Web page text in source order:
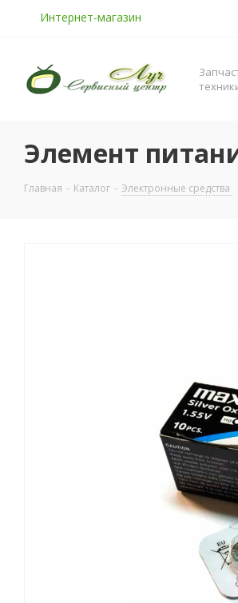
Интернет-магазин
Элемент
Главная - Каталог - Электронные средства